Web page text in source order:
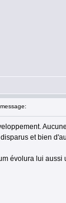
et bien
évolura lui aussi